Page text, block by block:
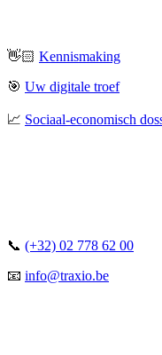
👋🏻 Kennismaking
🎯 Uw digitale troef
📈 Sociaal-economisch
📞 (+32) 02 778 62 00
📧 info@traxio.be